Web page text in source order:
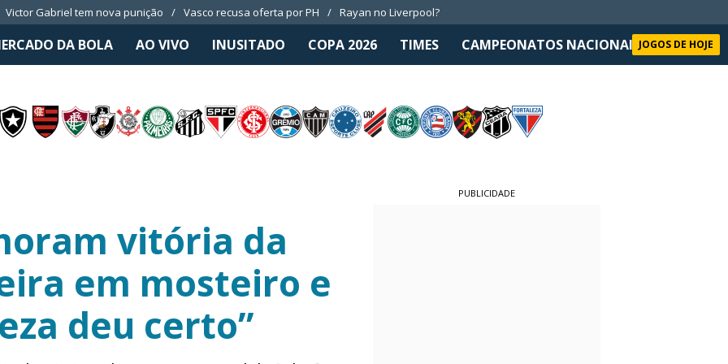
Victor Gabriel tem nova punição Vasco recusa oferta por PH Rayan no Liverpool?
DA BOLA AO VIVO INUSITADO COPA 2026 TIMES CAMPEONATOS NACIONAIS SELEÇÃO
JOGOS DE HOJE
vitória da
em mosteiro e
deu certo”
PUBLICIDADE